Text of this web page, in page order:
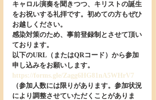
キャロル演奏を聞きつつ、キリストの誕生
をお祝いする礼拝です。初めての方もぜひ
お越しください。
感染対策のため、事前登録制とさせて頂い
ております。
以下のURL（またはQRコード）から参加
申し込みをお願いします。
https://forms.gle/Zagg6HG81nA5WHrV7
（参加人数には限りがあります。参加状況
により調整させていただくことがありま